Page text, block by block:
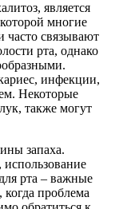
является
многие
часто связывают
рта, однако
инфекции,
Некоторые
также могут
запаха.
использование
рта – важные
проблема